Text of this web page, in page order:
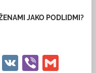
JAKO PODLIDMI?
VKViber